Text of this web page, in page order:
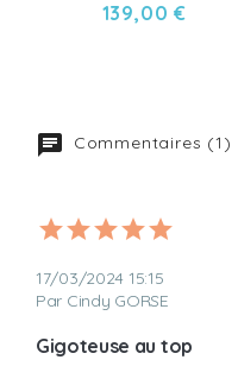
139,00 €
Commentaires (1)
17/03/2024 15:15
Par Cindy GORSE
Gigoteuse au top